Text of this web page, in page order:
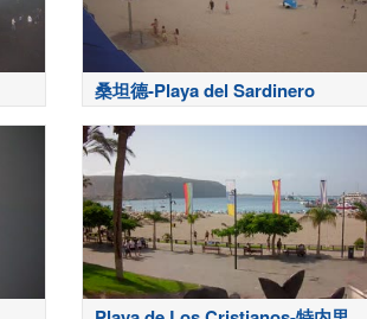
桑坦德-Playa del Sardinero